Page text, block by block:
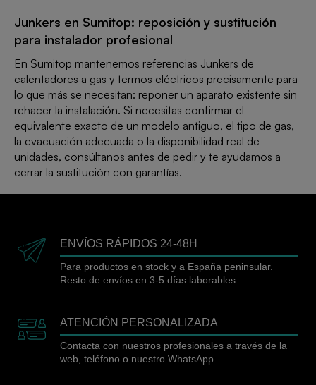
Junkers en Sumitop: reposición y sustitución
para instalador profesional
En Sumitop mantenemos referencias Junkers de
calentadores a gas y termos eléctricos precisamente para
lo que más se necesitan: reponer un aparato existente sin
rehacer la instalación. Si necesitas confirmar el
equivalente exacto de un modelo antiguo, el tipo de gas,
la evacuación adecuada o la disponibilidad real de
unidades, consúltanos antes de pedir y te ayudamos a
cerrar la sustitución con garantías.
ENVÍOS RÁPIDOS 24-48H
Para productos en stock y a España peninsular.
Resto de envíos en 3-5 días laborables
ATENCIÓN PERSONALIZADA
Contacta con nuestros profesionales a través de la
web, teléfono o nuestro WhatsApp